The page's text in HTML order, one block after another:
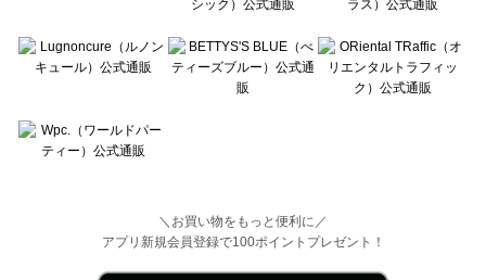
＼お買い物をもっと便利に／
アプリ新規会員登録で100ポイントプレゼント！